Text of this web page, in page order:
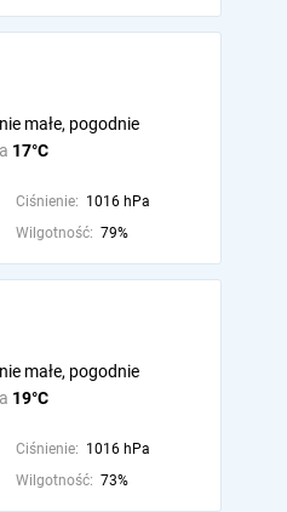
17°C
małe, pogodnie
Ciśnienie: 1016 hPa
Wilgotność: 79%
19°C
małe, pogodnie
Ciśnienie: 1016 hPa
Wilgotność: 73%